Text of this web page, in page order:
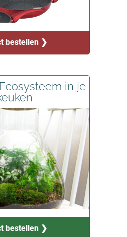
bestellen ❯
in je
bestellen ❯